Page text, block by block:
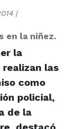
|
en la niñez.
la
las
como
policial,
de la